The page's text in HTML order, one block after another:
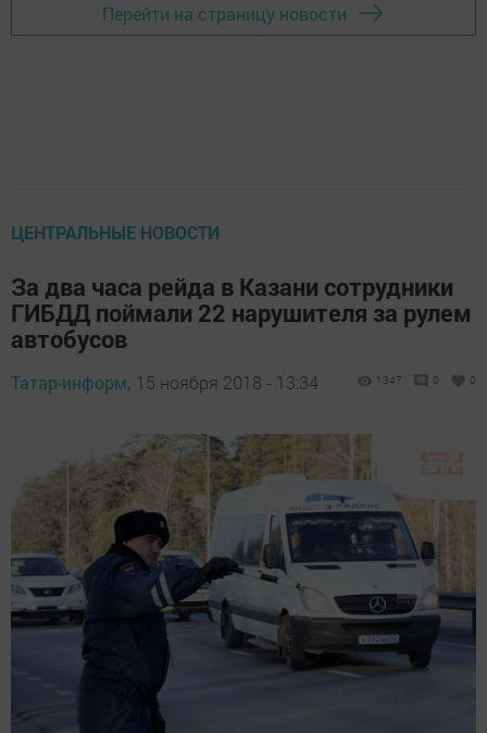
Перейти на страницу новости
ЦЕНТРАЛЬНЫЕ НОВОСТИ
За два часа рейда в Казани сотрудники
ГИБДД поймали 22 нарушителя за рулем
автобусов
Татар-информ, 15 ноября 2018 - 13:34 1347 0 0